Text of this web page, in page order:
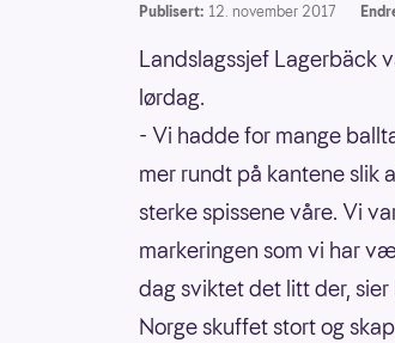
Publisert: 12. november 2017
Landslagssjef Lagerbäck
lørdag.
- Vi hadde for mange
mer rundt på kantene slik
sterke spissene våre. Vi
markeringen som vi har
dag sviktet det litt der, sier
Norge skuffet stort og